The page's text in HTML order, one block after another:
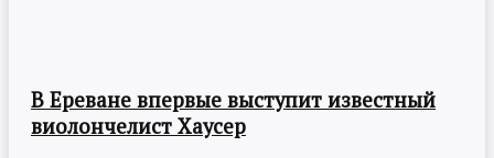
В Ереване впервые выступит известный
виолончелист Хаусер